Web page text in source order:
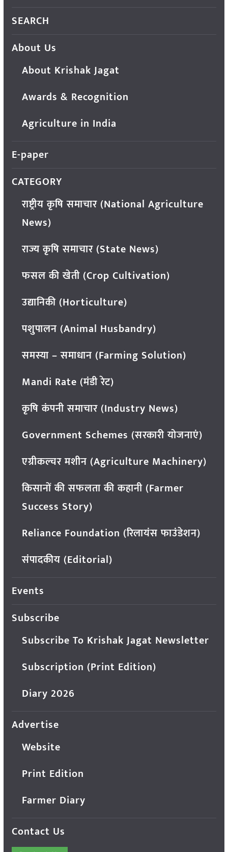
SEARCH
About Us
About Krishak Jagat
Awards & Recognition
Agriculture in India
E-paper
CATEGORY
राष्ट्रीय कृषि समाचार (National Agriculture
News)
राज्य कृषि समाचार (State News)
फसल की खेती (Crop Cultivation)
उद्यानिकी (Horticulture)
पशुपालन (Animal Husbandry)
समस्या – समाधान (Farming Solution)
Mandi Rate (मंडी रेट)
कृषि कंपनी समाचार (Industry News)
Government Schemes (सरकारी योजनाएं)
एग्रीकल्चर मशीन (Agriculture Machinery)
किसानों की सफलता की कहानी (Farmer
Success Story)
Reliance Foundation (रिलायंस फाउंडेशन)
संपादकीय (Editorial)
Events
Subscribe
Subscribe To Krishak Jagat Newsletter
Subscription (Print Edition)
Diary 2026
Advertise
Website
Print Edition
Farmer Diary
Contact Us